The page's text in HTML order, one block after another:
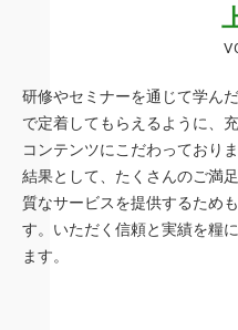
研修やセミナーを通じて学ん
で定着してもらえるように、
コンテンツにこだわっており
結果として、たくさんのご満
質なサービスを提供するため
す。いただく信頼と実績を糧
ます。